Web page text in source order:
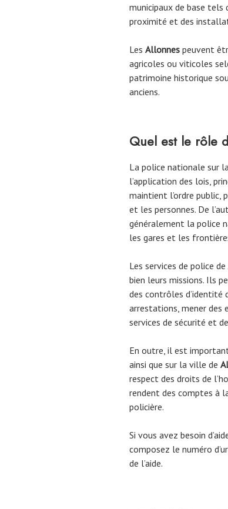
municipaux de base tels
proximité et des
Les Allonnes peuvent
agricoles ou viticoles
patrimoine historique
anciens.
Quel est le rôle
La police nationale sur
l’application des lois,
maintient l’ordre public,
et les personnes. De
généralement la police
les gares et les
Les services de police de
bien leurs missions. Ils
des contrôles d’identité
arrestations, mener des
services de sécurité et
En outre, il est
ainsi que sur la ville de
respect des droits de
rendent des comptes à
policière.
Si vous avez besoin
composez le numéro
de l’aide.